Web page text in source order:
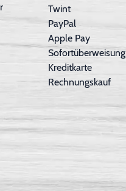
Twint
PayPal
Apple Pay
Sofortüberweisung
Kreditkarte
Rechnungskauf